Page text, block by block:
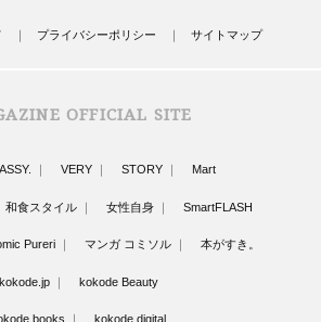
プライバシーポリシー サイトマップ
OFFICIAL SITE
VERY STORY Mart
和食スタイル 女性自身 SmartFLASH
Pureri マンガ コミソル 本がすき。
kokode.jp kokode Beauty
books kokode digital